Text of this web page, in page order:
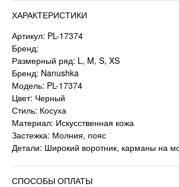
ХАРАКТЕРИСТИКИ
Артикул: PL-17374
Бренд:
Размерный ряд: L, M, S, XS
Бренд: Nanushka
Модель: PL-17374
Цвет: Черный
Стиль: Косуха
Материал: Искусственная кожа
Застежка: Молния, пояс
Детали: Широкий воротник, карманы на
СПОСОБЫ ОПЛАТЫ